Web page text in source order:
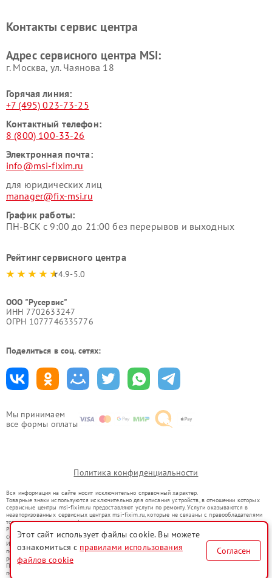
Мы принимаем
все формы оплаты
Контакты сервис центра
Адрес сервисного центра MSI:
г. Москва, ул. Чаянова 18
Горячая линия:
+7 (495) 023-73-25
Контактный телефон:
8 (800) 100-33-26
Электронная почта:
info@msi-fixim.ru
для юридических лиц
manager@fix-msi.ru
График работы:
ПН-ВСК с 9:00 до 21:00 без перерывов и выходных
Рейтинг сервисного центра
4.9-5.0
ООО "Русервис"
ИНН 7702633247
ОГРН 1077746335776
Поделиться в соц. сетях:
Политика конфиденциальности
Вся информация на сайте носит исключительно справочный характер.
Товарные знаки используются исключительно для описания устройств, в отношении которых
сервисные центры msi-fixim.ru предоставляют услуги по ремонту. Услуги оказываются в
неавторизованных сервисных центрах msi-fixim.ru, которые не связаны с правообладателями
товарных знаков или их официальными представителями.
Ремонт осуществляется для устройств, уже введенных в гражданский оборот в соответствии
со статьей 1487 ГК РФ.
Использование товарных знаков не преследует цели индивидуализации услуг или введения
потребителей в заблуждение, а служит для информирования о предоставляемых услугах по
ремонту техники указанных брендов.
Представленная на сайте информация не является публичной офертой, определяемой
положениями Статьи 437(2) Гражданского кодекса РФ
Этот сайт использует файлы cookie. Вы можете
ознакомиться с правилами использования
файлов cookie
Согласен